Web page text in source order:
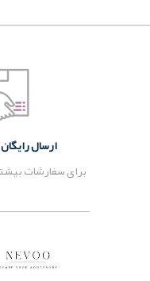
ارسال
برای سفارشات بیشتر از 3